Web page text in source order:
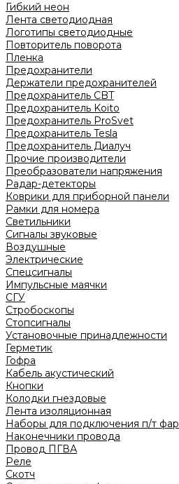
Гибкий неон
Лента светодиодная
Логотипы светодиодные
Повторитель поворота
Пленка
Предохранители
Держатели предохранителей
Предохранитель CBT
Предохранитель Koito
Предохранитель ProSvet
Предохранитель Tesla
Предохранитель Диалуч
Прочие производители
Преобразователи напряжения
Радар-детекторы
Коврики для приборной панели
Рамки для номера
Светильники
Сигналы звуковые
Воздушные
Электрические
Спецсигналы
Импульсные маячки
СГУ
Стробоскопы
Стопсигналы
Установочные принадлежности
Герметик
Гофра
Кабель акустический
Кнопки
Колодки гнездовые
Лента изоляционная
Наборы для подключения п/т фар
Наконечники провода
Провод ПГВА
Реле
Скотч